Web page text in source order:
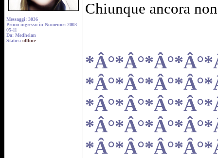
Messaggi: 3036
Primo ingresso in Numenor: 2003-
05-11
Da: Medhelan
Status: offline
Chiunque ancora